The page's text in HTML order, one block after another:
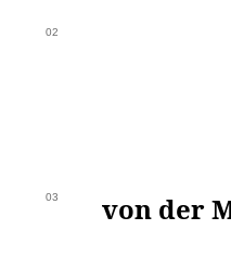
02
03
von der